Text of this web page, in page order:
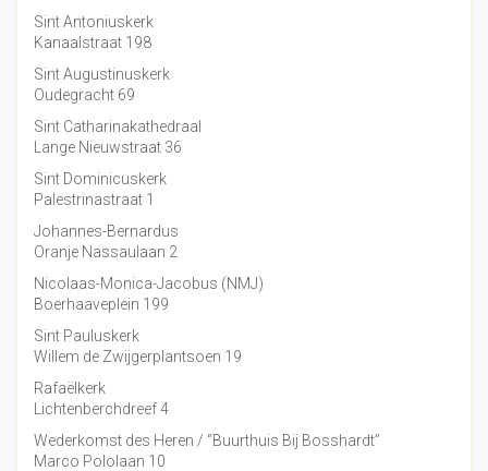
Sint Antoniuskerk
Kanaalstraat 198
Sint Augustinuskerk
Oudegracht 69
Sint Catharinakathedraal
Lange Nieuwstraat 36
Sint Dominicuskerk
Palestrinastraat 1
Johannes-Bernardus
Oranje Nassaulaan 2
Nicolaas-Monica-Jacobus (NMJ)
Boerhaaveplein 199
Sint Pauluskerk
Willem de Zwijgerplantsoen 19
Rafaëlkerk
Lichtenberchdreef 4
Wederkomst des Heren / “Buurthuis Bij Bosshardt”
Marco Pololaan 10